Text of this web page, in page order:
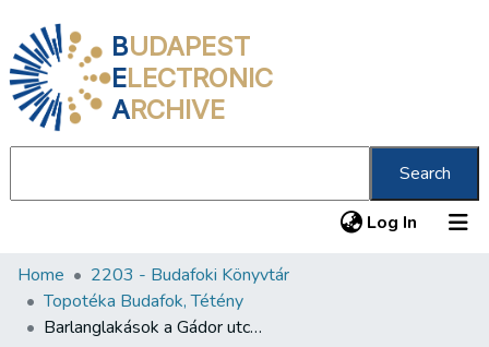
BUDAPEST
ELECTRONIC
ARCHIVE
Search
Log In (current)
Communities & Collections
All of DSpace
Home
2203 - Budafoki Könyvtár
Topotéka Budafok, Tétény
Barlanglakások a Gádor utca mentén